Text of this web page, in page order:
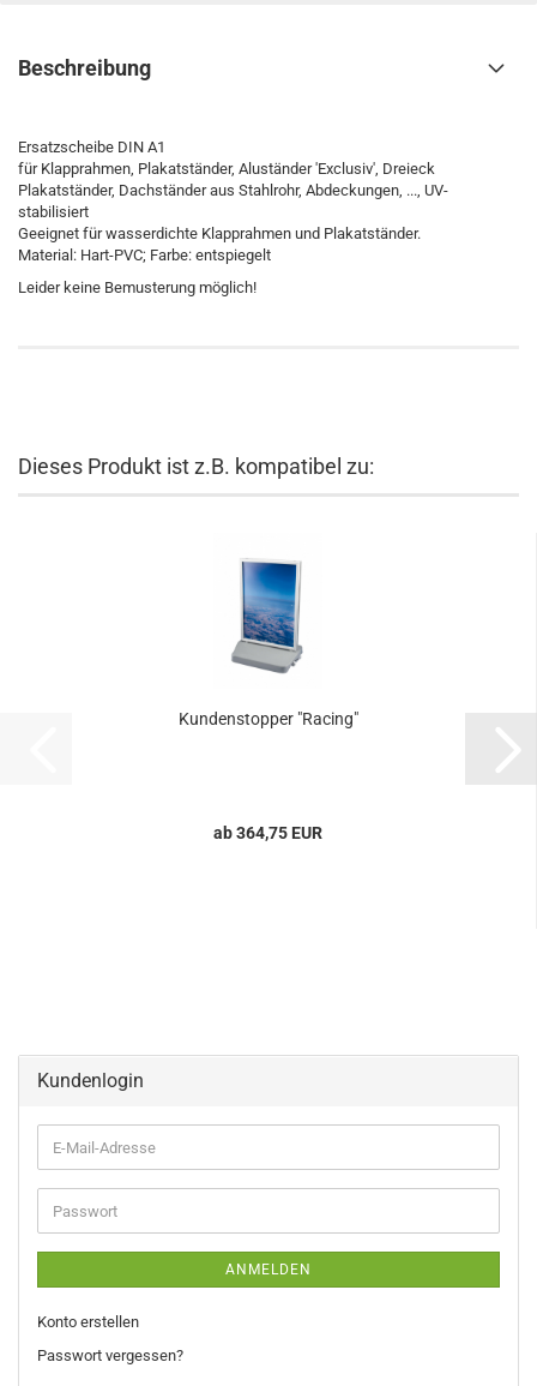
Beschreibung
Ersatzscheibe DIN A1
für Klapprahmen, Plakatständer, Aluständer 'Exclusiv', Dreieck
Plakatständer, Dachständer aus Stahlrohr, Abdeckungen, ..., UV-
stabilisiert
Geeignet für wasserdichte Klapprahmen und Plakatständer.
Material: Hart-PVC; Farbe: entspiegelt
Leider keine Bemusterung möglich!
Dieses Produkt ist z.B. kompatibel zu:
Kundenstopper "Racing"
ab 364,75 EUR
Kundenlogin
E-
Mail-
Adresse
Passwort
ANMELDEN
Konto erstellen
Passwort vergessen?